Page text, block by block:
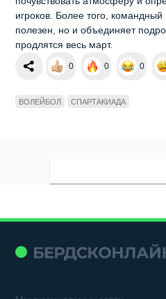
игроков. Более того, командный
полезен, но и объединяет
продлятся весь март.
0 0 0
ВОЛЕЙБОЛ СПАРТАКИАДА